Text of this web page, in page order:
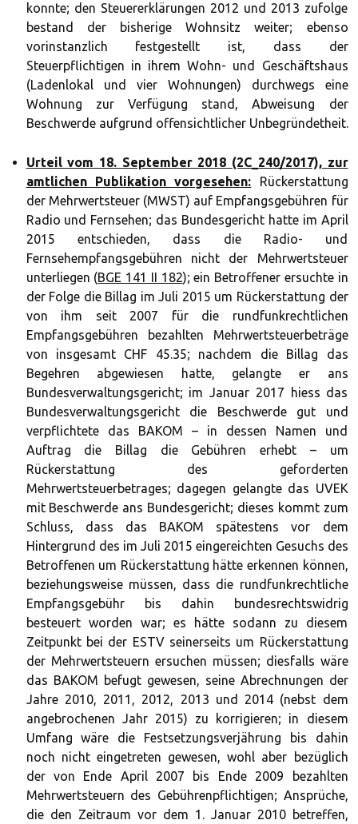
konnte; den Steuererklärungen 2012 und 2013 zufolge
bestand der bisherige Wohnsitz weiter; ebenso
vorinstanzlich festgestellt ist, dass der
Steuerpflichtigen in ihrem Wohn- und Geschäftshaus
(Ladenlokal und vier Wohnungen) durchwegs eine
Wohnung zur Verfügung stand, Abweisung der
Beschwerde aufgrund offensichtlicher Unbegründetheit.
Urteil vom 18. September 2018 (2C_240/2017), zur
amtlichen Publikation vorgesehen: Rückerstattung
der Mehrwertsteuer (MWST) auf Empfangsgebühren für
Radio und Fernsehen; das Bundesgericht hatte im April
2015 entschieden, dass die Radio- und
Fernsehempfangsgebühren nicht der Mehrwertsteuer
unterliegen (BGE 141 II 182); ein Betroffener ersuchte in
der Folge die Billag im Juli 2015 um Rückerstattung der
von ihm seit 2007 für die rundfunkrechtlichen
Empfangsgebühren bezahlten Mehrwertsteuerbeträge
von insgesamt CHF 45.35; nachdem die Billag das
Begehren abgewiesen hatte, gelangte er ans
Bundesverwaltungsgericht; im Januar 2017 hiess das
Bundesverwaltungsgericht die Beschwerde gut und
verpflichtete das BAKOM – in dessen Namen und
Auftrag die Billag die Gebühren erhebt – um
Rückerstattung des geforderten
Mehrwertsteuerbetrages; dagegen gelangte das UVEK
mit Beschwerde ans Bundesgericht; dieses kommt zum
Schluss, dass das BAKOM spätestens vor dem
Hintergrund des im Juli 2015 eingereichten Gesuchs des
Betroffenen um Rückerstattung hätte erkennen können,
beziehungsweise müssen, dass die rundfunkrechtliche
Empfangsgebühr bis dahin bundesrechtswidrig
besteuert worden war; es hätte sodann zu diesem
Zeitpunkt bei der ESTV seinerseits um Rückerstattung
der Mehrwertsteuern ersuchen müssen; diesfalls wäre
das BAKOM befugt gewesen, seine Abrechnungen der
Jahre 2010, 2011, 2012, 2013 und 2014 (nebst dem
angebrochenen Jahr 2015) zu korrigieren; in diesem
Umfang wäre die Festsetzungsverjährung bis dahin
noch nicht eingetreten gewesen, wohl aber bezüglich
der von Ende April 2007 bis Ende 2009 bezahlten
Mehrwertsteuern des Gebührenpflichtigen; Ansprüche,
die den Zeitraum vor dem 1. Januar 2010 betreffen,